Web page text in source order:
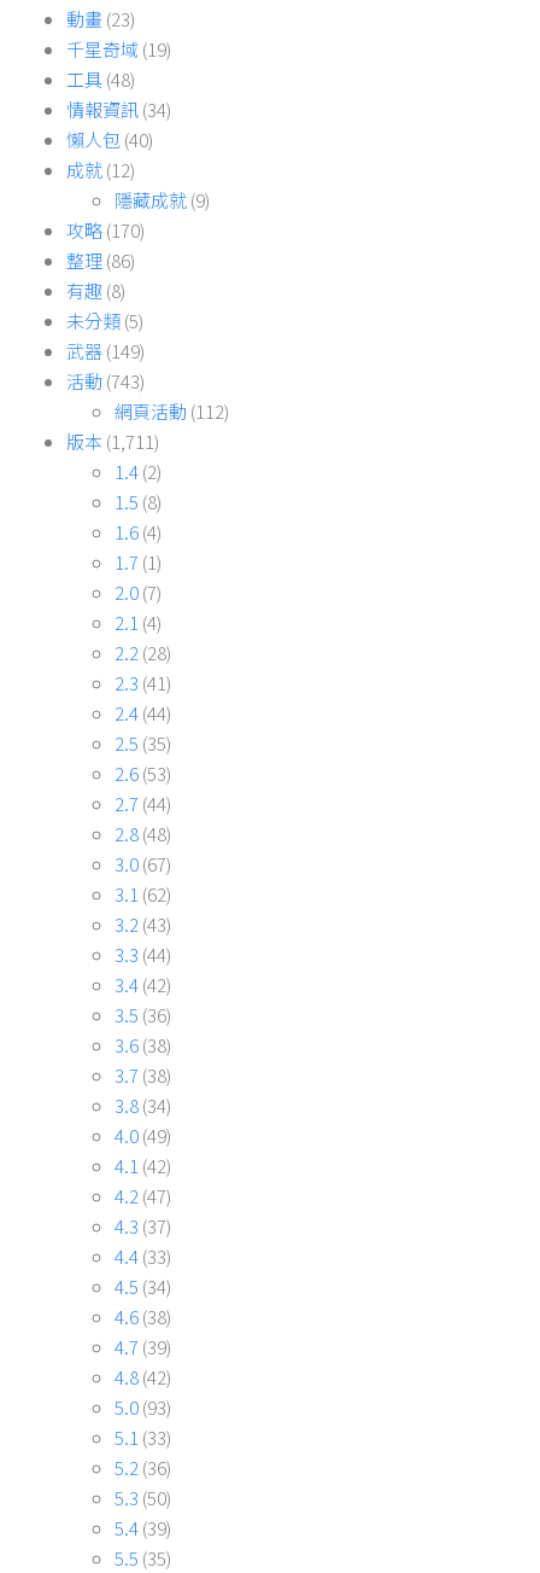
動畫(23)
千星奇域 (19)
工具(48)
情報資訊(34)
懶人包(40)
成就(12)
隱藏成就(9)
攻略(170)
整理(86)
有趣(8)
未分類(5)
武器(149)
活動 (743)
網頁活動 (112)
版本 (1,711)
1.4(2)
1.5 (8)
1.6(4)
1.7 (1)
2.0(7)
2.1 (4)
2.2 (28)
2.3 (41)
2.4(44)
2.5 (35)
2.6(53)
2.7 (44)
2.8(48)
3.0(67)
3.1 (62)
3.2 (43)
3.3 (44)
3.4(42)
3.5 (36)
3.6(38)
3.7 (38)
3.8(34)
4.0(49)
4.1 (42)
4.2 (47)
4.3 (37)
4.4(33)
4.5 (34)
4.6(38)
4.7 (39)
4.8(42)
5.0(93)
5.1 (33)
5.2 (36)
5.3 (50)
5.4(39)
5.5 (35)